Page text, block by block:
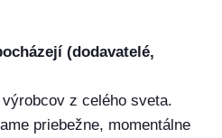
(dodavatelé,
z celého sveta.
priebežne, momentálne